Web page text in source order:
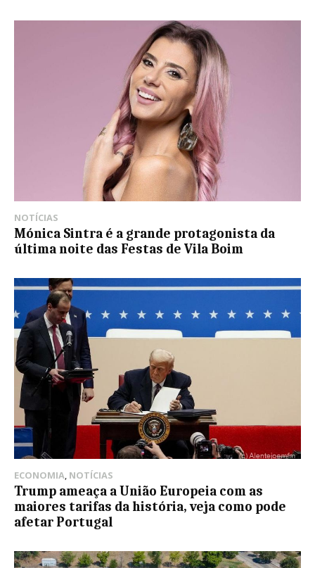
NOTÍCIAS
Mónica Sintra é a grande protagonista da
última noite das Festas de Vila Boim
ECONOMIA, NOTÍCIAS
Trump ameaça a União Europeia com as
maiores tarifas da história, veja como pode
afetar Portugal